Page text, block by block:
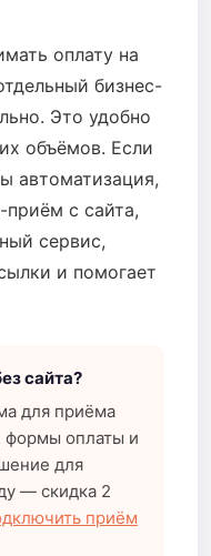
оплату на
бизнес-
Это удобно
объёмов. Если
автоматизация,
приём с сайта,
сервис,
и помогает
сайта?
для приёма
формы оплаты и
для
— скидка 2
приём